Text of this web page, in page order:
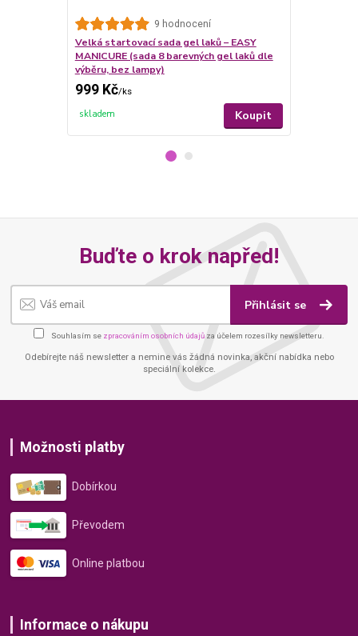
9 hodnocení
Velká startovací sada gel laků – EASY
MANICURE (sada 8 barevných gel laků dle
výběru, bez lampy)
999 Kč/ks
skladem Koupit
Buďte o krok napřed!
Přihlásit se
Souhlasím se zpracováním osobních údajů za účelem rozesílky newsletteru.
Odebírejte náš newsletter a nemine vás žádná novinka, akční nabídka nebo
speciální kolekce.
Možnosti platby
Dobírkou
Převodem
Online platbou
Informace o nákupu